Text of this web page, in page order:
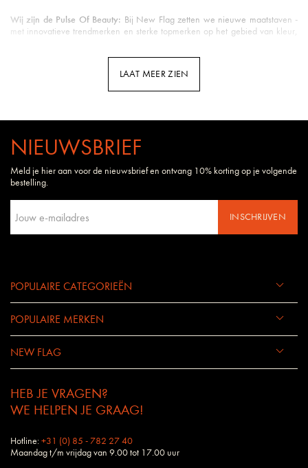
Wij zijn de Pulse Of Beauty: Bij New Flag zetten we nieuwe maatstaven -
met innovatieve trendmerken en sterke topmerken op het gebied van kleur,
: Milieuvriendelijke verpakking is voor ons een eerste
: Uw pakket is gemiddeld binnen 3 werkdagen bij u binnen
kappers op meerdere kanalen - van YouTube tot Facebook en Instagram tot
webinars en seminars in de salon.
Daarom begrijpen wij uw wensen en eisen als geen ander bedrijf.
LAAT MEER ZIEN
NIEUWSBRIEF
Meld je hier aan voor de nieuwsbrief en ontvang 10% korting op je volgende
bestelling.
INSCHRIJVEN
POPULAIRE CATEGORIEËN
POPULAIRE MERKEN
NEW FLAG
HEB JE VRAGEN?
WE HELPEN JE GRAAG!
Hotline:+31 (0) 85 - 782 27 40
Maandag t/m vrijdag van 9.00 tot 17.00 uur